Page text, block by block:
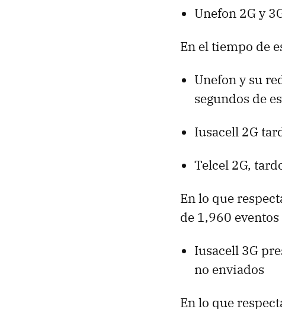
Unefon 2G y
En el tiempo de
Unefon y su
segundos de
Iusacell 2G
Telcel 2G,
En lo que
de 1,960
Iusacell 3G
no enviados
En lo que